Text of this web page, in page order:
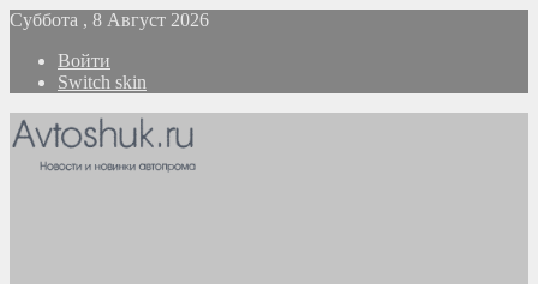
Суббота , 8 Август 2026
Войти
Switch skin